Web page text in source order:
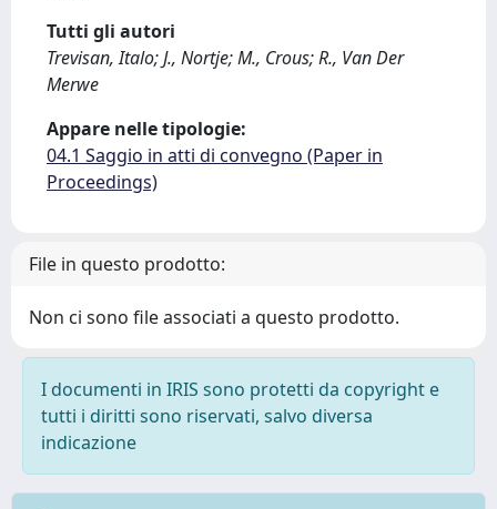
Tutti gli autori
Trevisan, Italo; J., Nortje; M., Crous; R., Van Der
Merwe
Appare nelle tipologie:
04.1 Saggio in atti di convegno (Paper in
Proceedings)
File in questo prodotto:
Non ci sono file associati a questo prodotto.
I documenti in IRIS sono protetti da copyright e
tutti i diritti sono riservati, salvo diversa
indicazione